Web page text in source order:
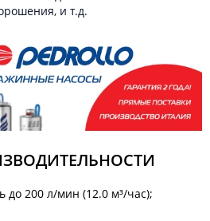
и т.д.
до 200 л/мин (12.0 м³/час);